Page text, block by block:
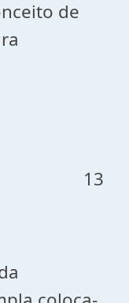
de
13